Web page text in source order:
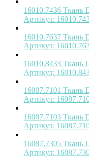
16010.7436 Ткань
Артикул:
16010.7637 Ткань
Артикул:
16010.8433 Ткань
Артикул:
16087.7101 Ткань
Артикул:
16087.7103 Ткань
Артикул:
16087.7305 Ткань
Артикул: